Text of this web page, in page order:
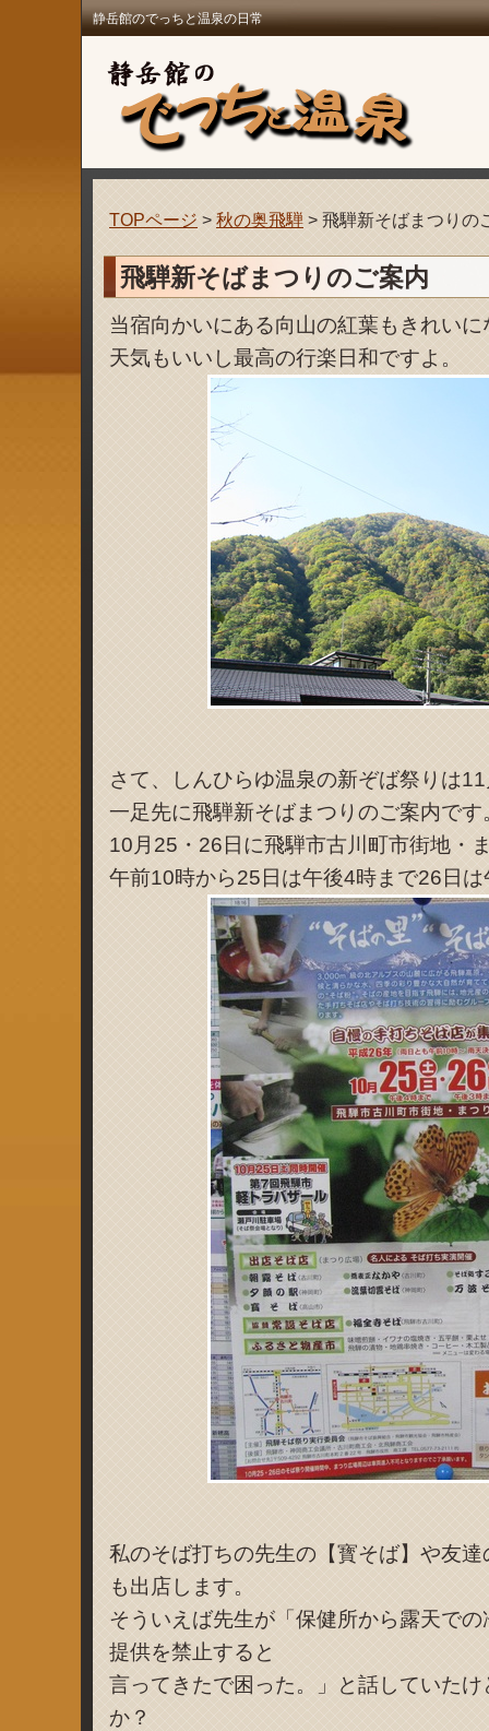
静岳館のでっちと温泉の日常
TOPページ > 秋の奥飛騨 > 飛騨新そばまつりの
飛騨新そばまつりのご案内
当宿向かいにある向山の紅葉もきれい
天気もいいし最高の行楽日和ですよ。
さて、しんひらゆ温泉の新ぞば祭りは
一足先に飛騨新そばまつりのご案内です
10月25・26日に飛騨市古川町市街地・
午前10時から25日は午後4時まで26日
私のそば打ちの先生の【寳そば】や友
も出店します。
そういえば先生が「保健所から露天で
提供を禁止すると
言ってきたで困った。」と話していた
か？